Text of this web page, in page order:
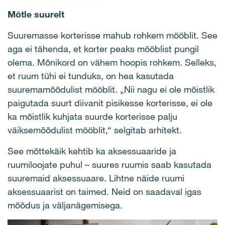
Mõtle suurelt
Suuremasse korterisse mahub rohkem mööblit. See
aga ei tähenda, et korter peaks mööblist pungil
olema. Mõnikord on vähem hoopis rohkem. Selleks,
et ruum tühi ei tunduks, on hea kasutada
suuremamõõdulist mööblit. „Nii nagu ei ole mõistlik
paigutada suurt diivanit pisikesse korterisse, ei ole
ka mõistlik kuhjata suurde korterisse palju
väiksemõõdulist mööblit,“ selgitab arhitekt.
See mõttekäik kehtib ka aksessuaaride ja
ruumiloojate puhul – suures ruumis saab kasutada
suuremaid aksessuaare. Lihtne näide ruumi
aksessuaarist on taimed. Neid on saadaval igas
mõõdus ja väljanägemisega.